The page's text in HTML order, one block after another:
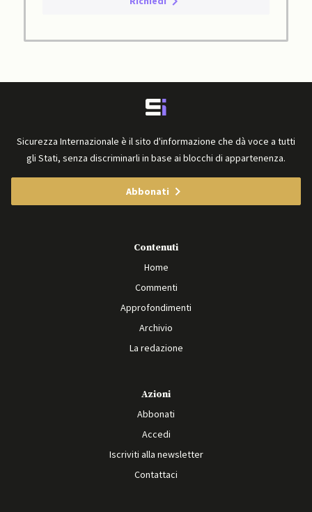
Sicurezza Internazionale è il sito d'informazione che dà voce a tutti
gli Stati, senza discriminarli in base ai blocchi di appartenenza.
Abbonati
Contenuti
Home
Commenti
Approfondimenti
Archivio
La redazione
Azioni
Abbonati
Accedi
Iscriviti alla newsletter
Contattaci